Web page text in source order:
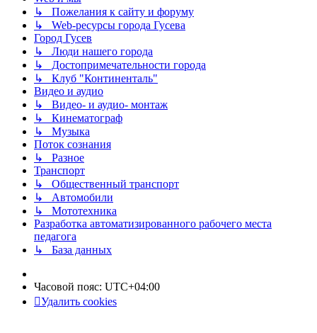
↳ Пожелания к сайту и форуму
↳ Web-ресурсы города Гусева
Город Гусев
↳ Люди нашего города
↳ Достопримечательности города
↳ Клуб "Континенталь"
Видео и аудио
↳ Видео- и аудио- монтаж
↳ Кинематограф
↳ Музыка
Поток сознания
↳ Разное
Транспорт
↳ Общественный транспорт
↳ Автомобили
↳ Мототехника
Разработка автоматизированного рабочего места
педагога
↳ База данных
Часовой пояс: UTC+04:00
Удалить cookies